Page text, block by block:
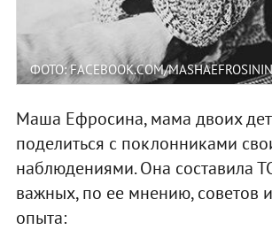
ФОТО: FACEBOOK.COM/
Маша Ефросина, мама двоих
поделиться с поклонниками
наблюдениями. Она составила
важных, по ее мнению, советов
опыта: